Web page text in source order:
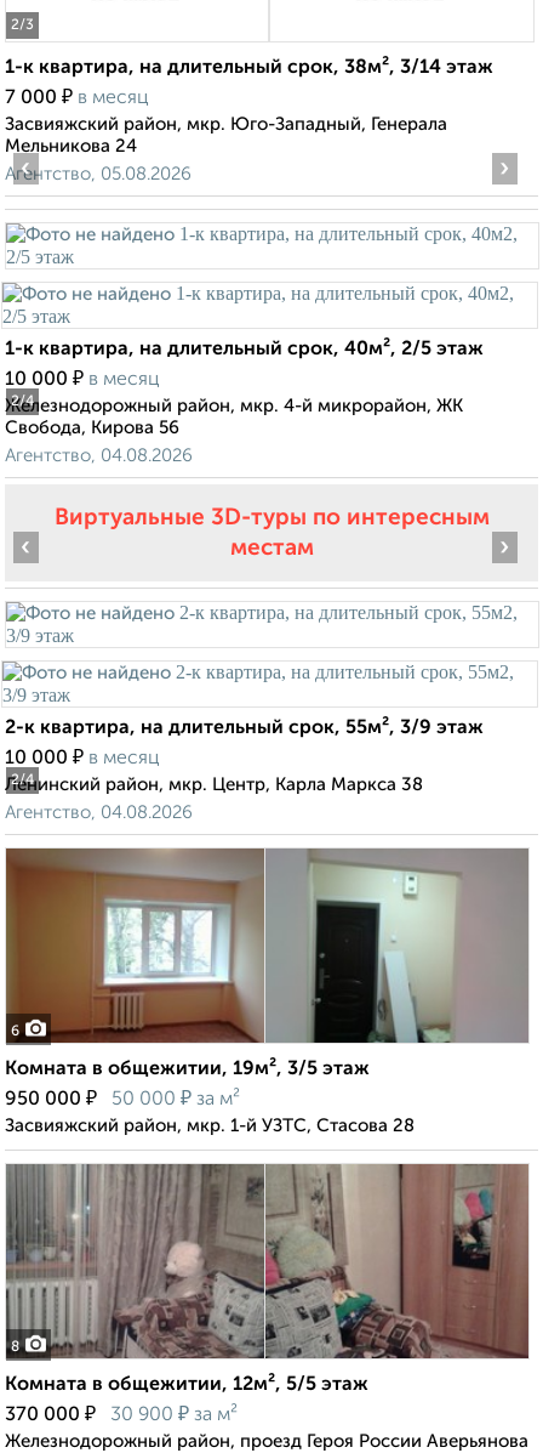
2/3
1-к квартира, на длительный срок, 38м², 3/14 этаж
7 000 ₽ в месяц
Засвияжский район, мкр. Юго-Западный, Генерала
Мельникова 24
Агентство, 05.08.2026
2/4
‹ ›
1-к квартира, на длительный срок, 40м², 2/5 этаж
10 000 ₽ в месяц
Железнодорожный район, мкр. 4-й микрорайон, ЖК
Свобода, Кирова 56
Агентство, 04.08.2026
Виртуальные 3D-туры по интересным
местам
2/4
‹ ›
2-к квартира, на длительный срок, 55м², 3/9 этаж
10 000 ₽ в месяц
Ленинский район, мкр. Центр, Карла Маркса 38
Агентство, 04.08.2026
6
Комната в общежитии, 19м², 3/5 этаж
950 000 ₽ 50 000 ₽ за м²
Засвияжский район, мкр. 1-й УЗТС, Стасова 28
8
Комната в общежитии, 12м², 5/5 этаж
370 000 ₽ 30 900 ₽ за м²
Железнодорожный район, проезд Героя России Аверьянова